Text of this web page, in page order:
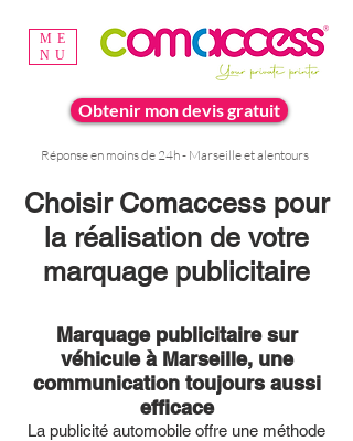
Obtenir mon devis gratuit
Réponse en moins de 24h - Marseille et alentours
ME
NU
Choisir Comaccess pour
la réalisation de votre
marquage publicitaire
Marquage publicitaire sur
véhicule à Marseille, une
communication toujours aussi
efficace
La publicité automobile offre une méthode